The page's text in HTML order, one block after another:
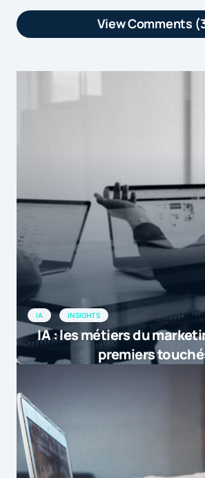
View Comments
forts de l’année en
[E-commerce] Les temps forts de l’année
[…] Soldes, Noël, nouvel an
Saint Valentin, Black Friday,
Cette infographie réalisée par
Sociomantic passe en revue
forts du e-com […]
E-commerce : les temps forts de l'année ...
27 août 2015 at 6h30
[…] [E-commerce] Les
l’année en infographie […]
La revue de web de la semaine du 7
14 septembre 2015 at 9h14
IA INSIGHTS
IA : les métiers du
premiers